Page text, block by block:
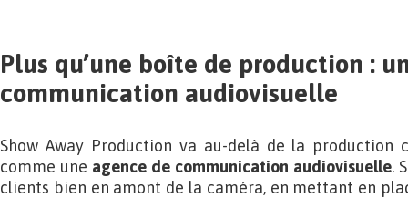
Plus qu’une boîte de production :
communication audiovisuelle
Show Away Production va au-delà de la production
comme une agence de communication audiovisuelle.
clients bien en amont de la caméra, en mettant en